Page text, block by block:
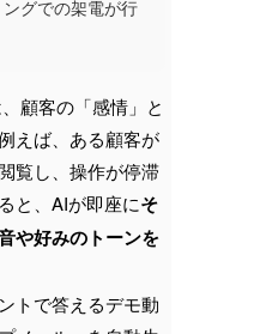
グでの架電が行
顧客の「感情」と
えば、ある顧客が
覧し、操作が停滞
と、AIが即座にそ
や好みのトーンを
トで答えるデモ動